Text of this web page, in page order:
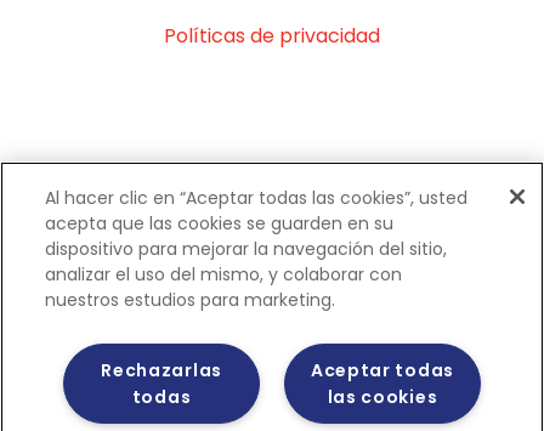
Políticas de privacidad
Al hacer clic en “Aceptar todas las cookies”, usted
acepta que las cookies se guarden en su
dispositivo para mejorar la navegación del sitio,
analizar el uso del mismo, y colaborar con
nuestros estudios para marketing.
Aceptar todas
las cookies
Rechazarlas
todas